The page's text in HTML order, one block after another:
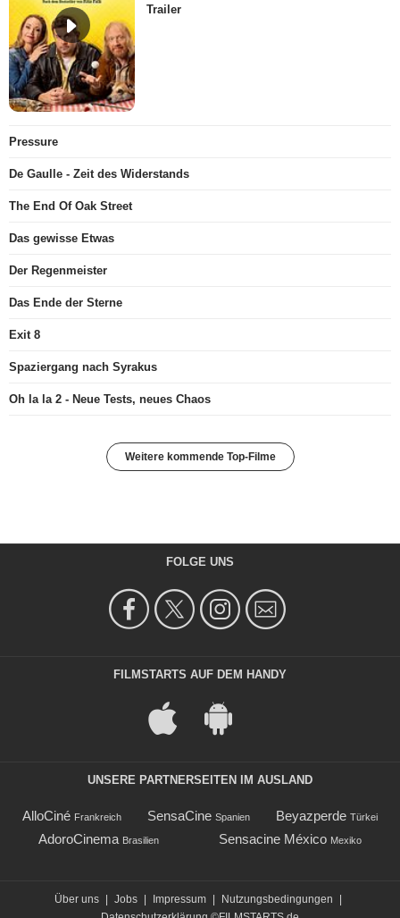
Trailer
Pressure
De Gaulle - Zeit des Widerstands
The End Of Oak Street
Das gewisse Etwas
Der Regenmeister
Das Ende der Sterne
Exit 8
Spaziergang nach Syrakus
Oh la la 2 - Neue Tests, neues Chaos
Weitere kommende Top-Filme
FOLGE UNS
FILMSTARTS AUF DEM HANDY
UNSERE PARTNERSEITEN IM AUSLAND
AlloCiné Frankreich SensaCine Spanien Beyazperde Türkei
AdoroCinema Brasilien Sensacine México Mexiko
Über uns | Jobs | Impressum | Nutzungsbedingungen
|